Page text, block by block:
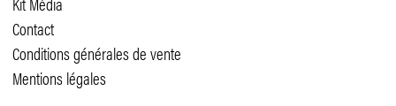
Contact
Conditions générales de vente
Mentions légales